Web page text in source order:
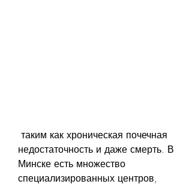
недостаточность и даже смерть. В
Минске есть множество
специализированных центров,